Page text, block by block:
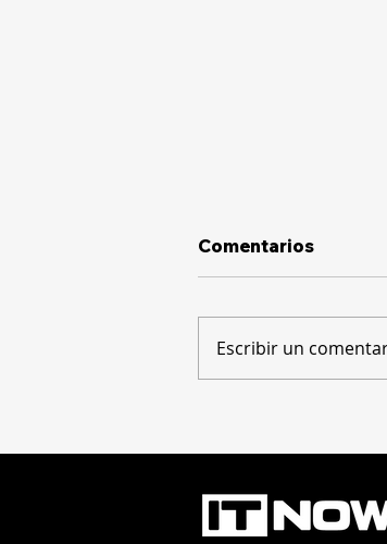
tecnología
Comentarios
Escribir un